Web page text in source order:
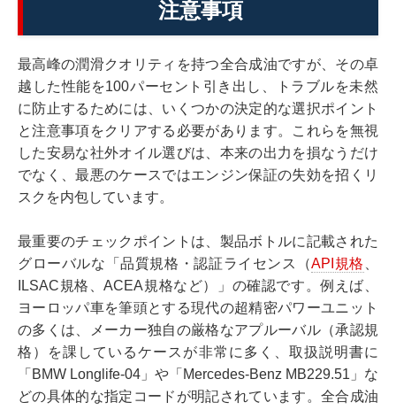
注意事項
最高峰の潤滑クオリティを持つ全合成油ですが、その卓
越した性能を100パーセント引き出し、トラブルを未然
に防止するためには、いくつかの決定的な選択ポイント
と注意事項をクリアする必要があります。これらを無視
した安易な社外オイル選びは、本来の出力を損なうだけ
でなく、最悪のケースではエンジン保証の失効を招くリ
スクを内包しています。
最重要のチェックポイントは、製品ボトルに記載された
グローバルな「品質規格・認証ライセンス（API規格
ILSAC規格、ACEA規格など）」の確認です。例えば、
ヨーロッパ車を筆頭とする現代の超精密パワーユニット
の多くは、メーカー独自の厳格なアプルーバル（承認規
格）を課しているケースが非常に多く、取扱説明書に
「BMW Longlife-04」や「Mercedes-Benz MB229.51」な
どの具体的な指定コードが明記されています。全合成油